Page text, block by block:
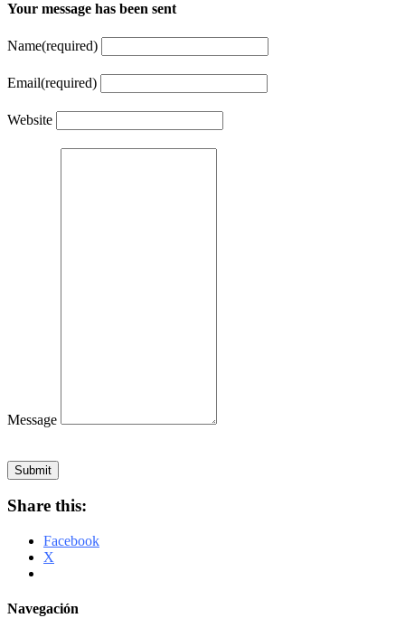
Your message has been sent
Name(required)
Email(required)
Website
Message
Submit
Share this:
Facebook
X
Navegación